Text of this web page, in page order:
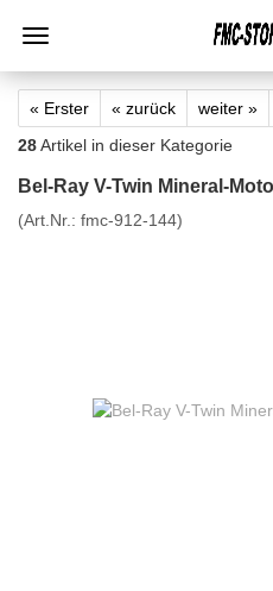
« Erster « zurück weiter »
28Artikel in dieser Kategorie
Bel-Ray V-Twin Mineral-
(Art.Nr.: fmc-912-144)